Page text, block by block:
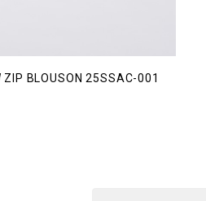
ZIP BLOUSON 25SSAC-001